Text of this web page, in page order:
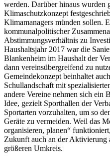
werden. Darüber hinaus wurden
Klimaschutzkonzept
Klimamanagers münden sollen.
kommunalpolitischer
Abstimmungsverhältnis zu
Haushaltsjahr 2017 war die
Blankenheim im Haushalt der
dann vereinsübergreifend zu
Gemeindekonzept beinhaltet
Schullandschaft mit
andere Vereine nehmen sich ein
Idee, gezielt Sporthallen der
Sportarten vorzuhalten, um so
Geräte zu vermeiden. Weil das
organisieren, planen“
Zukunft auch an der Aktivierung
größeren Umkreis.